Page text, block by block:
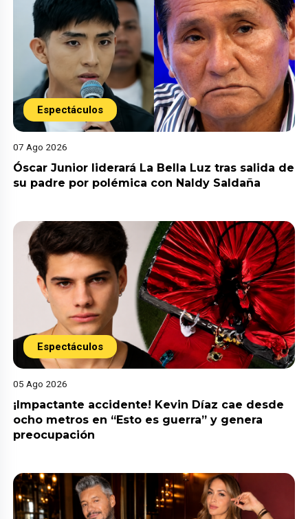
Espectáculos
07 Ago 2026
Óscar Junior liderará La Bella Luz tras salida de
su padre por polémica con Naldy Saldaña
Espectáculos
05 Ago 2026
¡Impactante accidente! Kevin Díaz cae desde
ocho metros en “Esto es guerra” y genera
preocupación